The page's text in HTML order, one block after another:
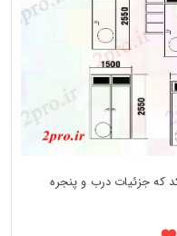
که جزئیات درب و پنجره